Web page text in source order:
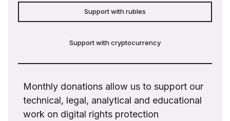
Support with rubles
Support with cryptocurrency
Monthly donations allow us to support our
technical, legal, analytical and educational
work on digital rights protection